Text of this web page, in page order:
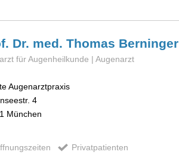
Dr. med. Thomas Berninger
für Augenheilkunde | Augenarzt
Augenarztpraxis
4
München
Privatpatienten